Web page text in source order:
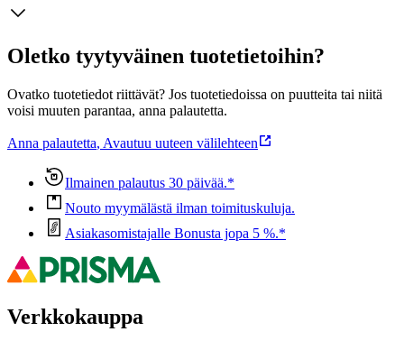
Oletko tyytyväinen tuotetietoihin?
Ovatko tuotetiedot riittävät? Jos tuotetiedoissa on puutteita tai niitä
voisi muuten parantaa, anna palautetta.
Anna palautetta, Avautuu uuteen välilehteen
Ilmainen palautus 30 päivää.*
Nouto myymälästä ilman toimituskuluja.
Asiakasomistajalle Bonusta jopa 5 %.*
Verkkokauppa